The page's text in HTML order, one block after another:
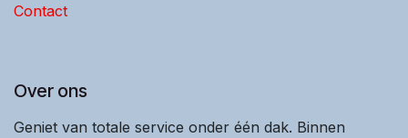
Contact
Over ons
Geniet van totale service onder één dak. Binnen